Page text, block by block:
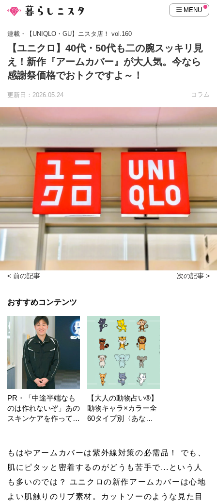
MENU
連載・【UNIQLO・GU】ニスタ店！ vol.160
【ユニクロ】40代・50代も二の腕スッキリ見
え！新作『アームカバー』が大人気。今なら
感謝祭価格でおトクですよ～！
更新日：2026.05.24 コラム
< 前の記事 次の記事 >
おすすめコンテンツ
PR・「中途半端なも
のは作れないぞ」あの
スキンケアを作ってい
【大人の動物占い®】
動物キャラ×カラー全
60タイプ別〈あなた
もはやアームカバーは紫外線対策の必需品！ でも、
肌にピタッと密着するのがどうも苦手で...という人
も多いのでは？ ユニクロの新作アームカバーは心地
よい肌触りのリブ素材。カットソーのような見た目